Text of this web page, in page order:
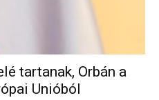
tartanak, Orbán a
Unióból